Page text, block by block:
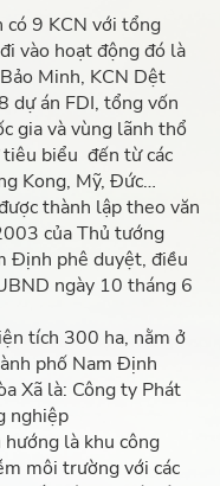
9 KCN với tổng
vào hoạt động đó là
Minh, KCN Dệt
dự án FDI, tổng vốn
gia và vùng lãnh thổ
tiêu biểu đến từ các
Kong, Mỹ, Đức…
thành lập theo văn
của Thủ tướng
Định phê duyệt, điều
ngày 10 tháng 6
tích 300 ha, nằm ở
phố Nam Định
Xã là: Công ty Phát
nghiệp
là khu công
môi trường với các